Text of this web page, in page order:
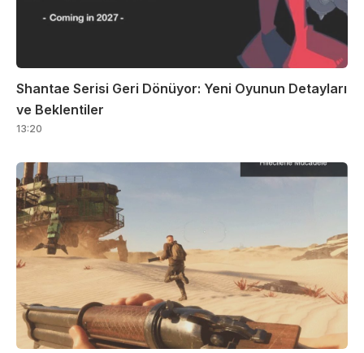
Shantae Serisi Geri Dönüyor: Yeni Oyunun Detayları
ve Beklentiler
13:20